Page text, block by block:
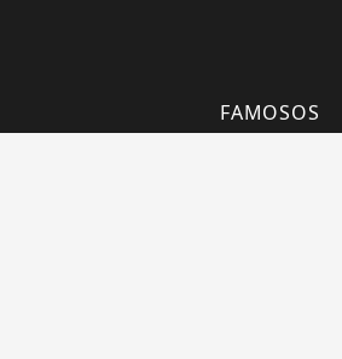
FAMOSOS